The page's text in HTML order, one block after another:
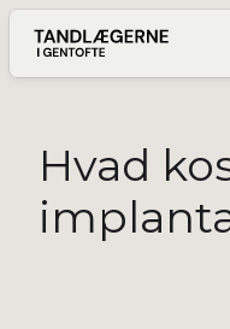
Hvad